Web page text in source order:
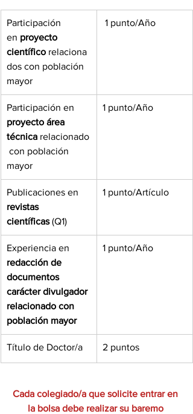
Participación
en proyecto
científico relaciona
dos con población
mayor
1 punto/Año
Participación en
proyecto área
técnica relacionado
con población
mayor
1 punto/Año
Publicaciones en
revistas
científicas (Q1)
1 punto/Artículo
Experiencia en
redacción de
documentos
carácter divulgador
relacionado con
población mayor
1 punto/Año
Título de Doctor/a 2 puntos
Cada colegiado/a que solicite entrar en
la bolsa debe realizar su baremo